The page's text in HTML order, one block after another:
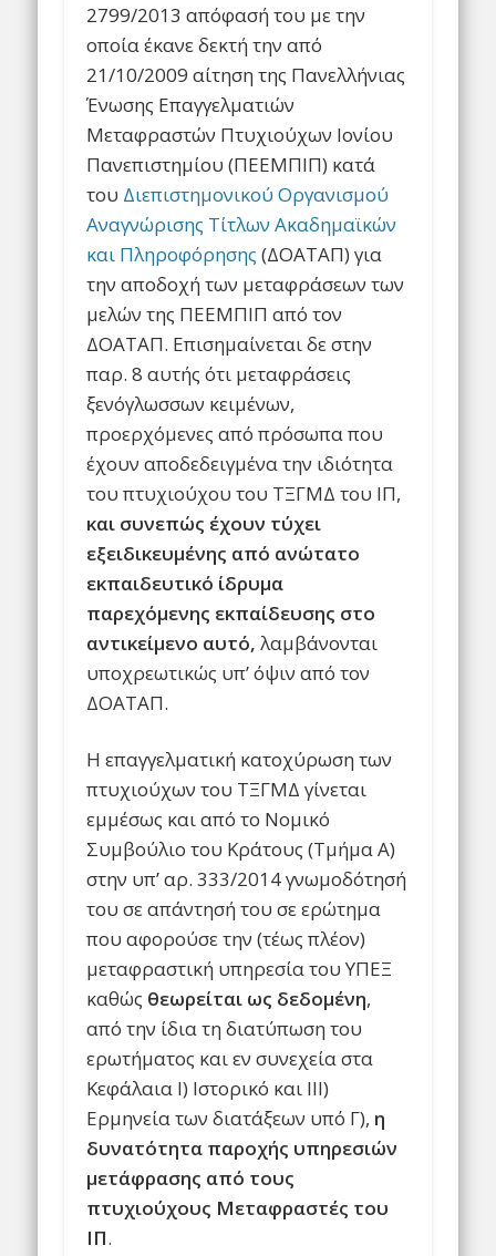
2799/2013 απόφασή του με την
οποία έκανε δεκτή την από
21/10/2009 αίτηση της Πανελλήνιας
Ένωσης Επαγγελματιών
Μεταφραστών Πτυχιούχων Ιονίου
Πανεπιστημίου (ΠΕΕΜΠΙΠ) κατά
του Διεπιστημονικού Οργανισμού
Αναγνώρισης Τίτλων Ακαδημαϊκών
και Πληροφόρησης(ΔΟΑΤΑΠ) για
την αποδοχή των μεταφράσεων των
μελών της ΠΕΕΜΠΙΠ από τον
ΔΟΑΤΑΠ. Επισημαίνεται δε στην
παρ. 8 αυτής ότι μεταφράσεις
ξενόγλωσσων κειμένων,
προερχόμενες από πρόσωπα που
έχουν αποδεδειγμένα την ιδιότητα
του πτυχιούχου του ΤΞΓΜΔ του ΙΠ,
και συνεπώς έχουν τύχει
εξειδικευμένης από ανώτατο
εκπαιδευτικό ίδρυμα
παρεχόμενης εκπαίδευσης στο
αντικείμενο αυτό, λαμβάνονται
υποχρεωτικώς υπ’ όψιν από τον
ΔΟΑΤΑΠ.
Η επαγγελματική κατοχύρωση των
πτυχιούχων του ΤΞΓΜΔ γίνεται
εμμέσως και από το Νομικό
Συμβούλιο του Κράτους (Τμήμα Α)
στην υπ’ αρ. 333/2014 γνωμοδότησή
του σε απάντησή του σε ερώτημα
που αφορούσε την (τέως πλέον)
μεταφραστική υπηρεσία του ΥΠΕΞ
καθώς θεωρείται ως δεδομένη,
από την ίδια τη διατύπωση του
ερωτήματος και εν συνεχεία στα
Κεφάλαια Ι) Ιστορικό και ΙΙΙ)
Ερμηνεία των διατάξεων υπό Γ), η
δυνατότητα παροχής υπηρεσιών
μετάφρασης από τους
πτυχιούχους Μεταφραστές του
ΙΠ.